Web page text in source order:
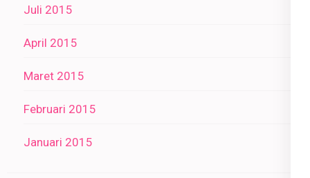
Juli 2015
April 2015
Maret 2015
Februari 2015
Januari 2015